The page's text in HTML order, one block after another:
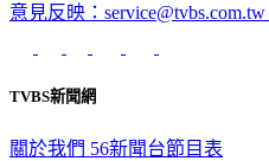
意見反映：service@tvbs.com.tw
TVBS新聞網
關於我們 56新聞台節目表